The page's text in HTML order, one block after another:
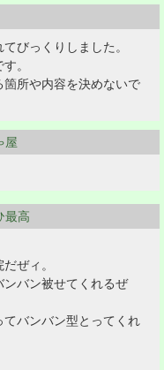
びっくりしました。
。
所や内容を決めないで
屋
高
ぜィ。
バン被せてくれるぜ
バンバン型とってくれ